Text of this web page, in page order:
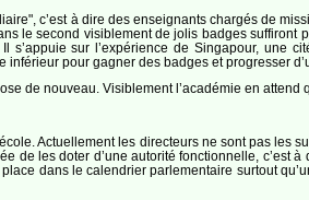
c’est à dire des enseignants chargés de
le second visiblement de jolis badges
sur l’expérience de Singapour, une
pour gagner des badges et progresser
de nouveau. Visiblement l’académie en
Actuellement les directeurs ne sont pas
de les doter d’une autorité fonctionnelle, c’est
dans le calendrier parlementaire surtout